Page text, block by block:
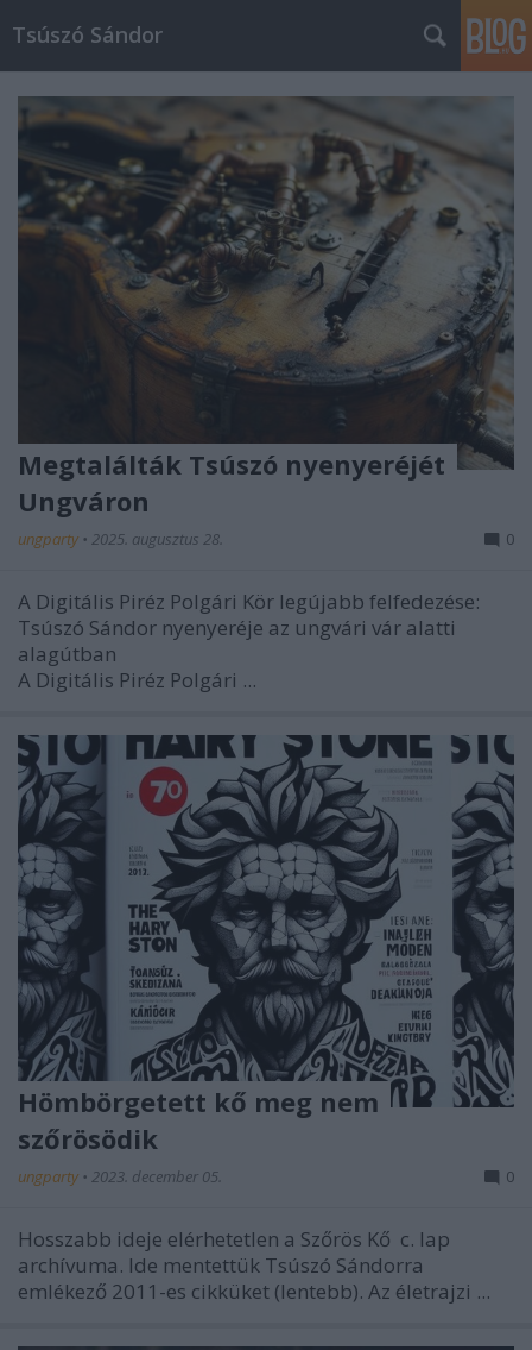
Tsúszó Sándor
Megtalálták Tsúszó nyenyeréjét
Ungváron
ungparty • 2025. augusztus 28. 0
A Digitális Piréz Polgári Kör legújabb felfedezése:
Tsúszó Sándor nyenyeréje az ungvári vár alatti
alagútban
A Digitális Piréz Polgári ...
Hömbörgetett kő meg nem
szőrösödik
ungparty • 2023. december 05. 0
Hosszabb ideje elérhetetlen a Szőrös Kő c. lap
archívuma. Ide mentettük Tsúszó Sándorra
emlékező 2011-es cikküket (lentebb). Az életrajzi ...